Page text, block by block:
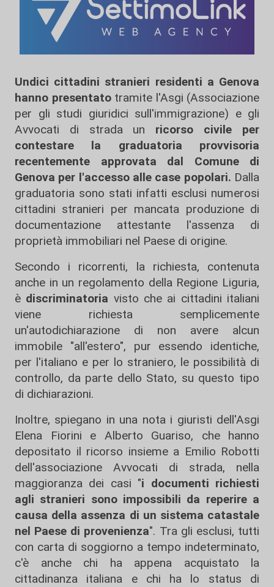
Undici cittadini stranieri residenti a Genova
hanno presentatotramite l'Asgi (Associazione
per gli studi giuridici sull'immigrazione) e gli
Avvocati di strada un ricorso civile per
contestare la graduatoria provvisoria
recentemente approvata dal Comune di
Genova per l'accesso alle case popolari. Dalla
graduatoria sono stati infatti esclusi numerosi
cittadini stranieri per mancata produzione di
documentazione attestante l'assenza di
proprietà immobiliari nel Paese di origine.
Secondo i ricorrenti, la richiesta, contenuta
anche in un regolamento della Regione Liguria,
è discriminatoria visto che ai cittadini italiani
viene richiesta semplicemente
un'autodichiarazione di non avere alcun
immobile "all'estero", pur essendo identiche,
per l'italiano e per lo straniero, le possibilità di
controllo, da parte dello Stato, su questo tipo
di dichiarazioni.
Inoltre, spiegano in una nota i giuristi dell'Asgi
Elena Fiorini e Alberto Guariso, che hanno
depositato il ricorso insieme a Emilio Robotti
dell'associazione Avvocati di strada, nella
maggioranza dei casi "i documenti richiesti
agli stranieri sono impossibili da reperire a
causa della assenza di un sistema catastale
nel Paese di provenienza". Tra gli esclusi, tutti
con carta di soggiorno a tempo indeterminato,
c'è anche chi ha appena acquistato la
cittadinanza italiana e chi ha lo status di